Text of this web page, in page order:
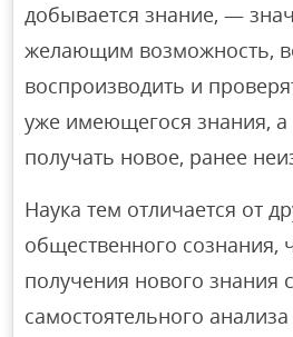
добывается знание, —
желающим возможность,
воспроизводить и
уже имеющегося знания,
получать новое, ранее
Наука тем отличается от
общественного сознания,
получения нового знания
самостоятельного